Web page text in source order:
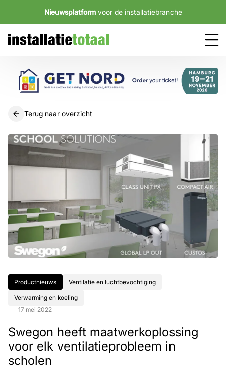
Nieuwsplatform voor de installatiebranche
Terug naar overzicht
Productnieuws Ventilatie en luchtbevochtiging
Verwarming en koeling
17 mei 2022
Swegon heeft maatwerkoplossing
voor elk ventilatieprobleem in
scholen